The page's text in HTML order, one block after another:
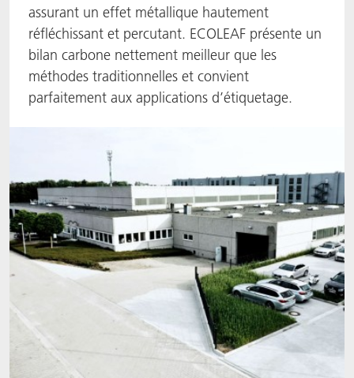
assurant un effet métallique hautement
réfléchissant et percutant. ECOLEAF présente un
bilan carbone nettement meilleur que les
méthodes traditionnelles et convient
parfaitement aux applications d’étiquetage.
ACTNext
ACTSmart
BlisterKote
FoodSafe
MotionCoat
PakSafe
PROVALIN
WESSCO
Let's ACT
ACTEGA Rhenacoat
ACTEGA Schmid Rhyner